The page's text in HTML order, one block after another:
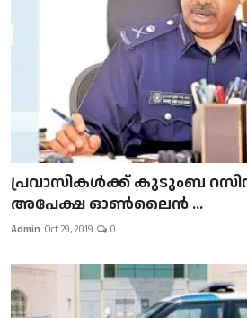
പ്രവാസികള്‍ക്ക് കുടുംബ
അപേക്ഷ ഓൺലൈൻ ...
Admin Oct 29, 2019 0